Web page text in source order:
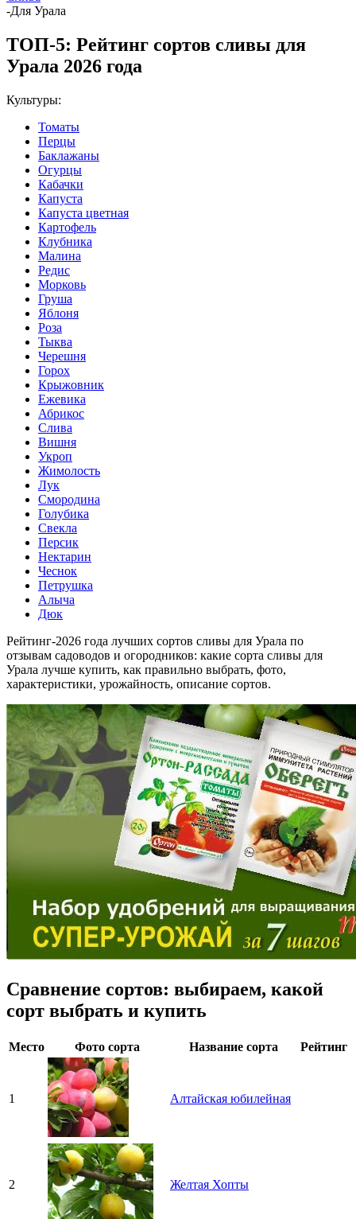
-Для Урала
ТОП-5: Рейтинг сортов сливы для
Урала 2026 года
Культуры:
Томаты
Перцы
Баклажаны
Огурцы
Кабачки
Капуста
Капуста цветная
Картофель
Клубника
Малина
Редис
Морковь
Груша
Яблоня
Роза
Тыква
Черешня
Горох
Крыжовник
Ежевика
Абрикос
Слива
Вишня
Укроп
Жимолость
Лук
Смородина
Голубика
Свекла
Персик
Нектарин
Чеснок
Петрушка
Алыча
Дюк
Рейтинг-2026 года лучших сортов сливы для Урала по
отзывам садоводов и огородников: какие сорта сливы для
Урала лучше купить, как правильно выбрать, фото,
характеристики, урожайность, описание сортов.
Сравнение сортов: выбираем, какой
сорт выбрать и купить
Место Фото сорта Название сорта Рейтинг
1 Алтайская юбилейная
2 Желтая Хопты